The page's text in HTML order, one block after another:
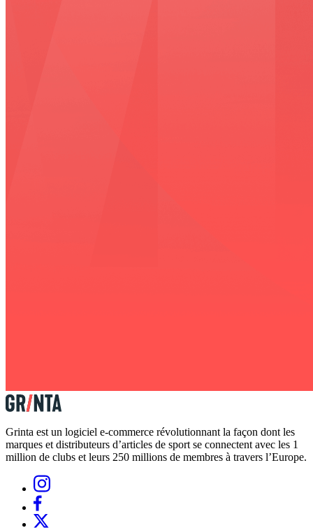
Grinta est un logiciel e-commerce révolutionnant la façon dont les
marques et distributeurs d’articles de sport se connectent avec les 1
million de clubs et leurs 250 millions de membres à travers l’Europe.